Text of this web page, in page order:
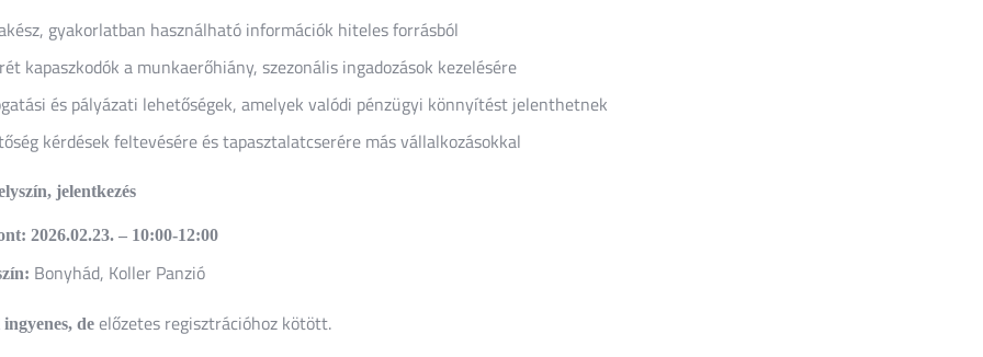
gyakorlatban használható információk hiteles forrásból
kapaszkodók a munkaerőhiány, szezonális ingadozások kezelésére
és pályázati lehetőségek, amelyek valódi pénzügyi könnyítést jelenthetnek
kérdések feltevésére és tapasztalatcserére más vállalkozásokkal
jelentkezés
2026.02.23. – 10:00-12:00
Bonyhád, Koller Panzió
deelőzetes regisztrációhoz kötött.